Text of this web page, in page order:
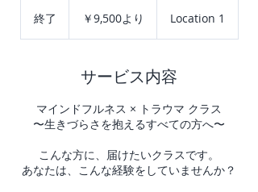
終了 ￥9,500より Location 1
サービス内容
マインドフルネス × トラウマ クラス
〜生きづらさを抱えるすべての方へ〜
こんな方に、届けたいクラスです。
あなたは、こんな経験をしていませんか？